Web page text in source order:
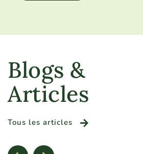
Blogs &
Articles
Tous les articles